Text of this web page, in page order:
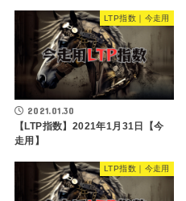
LTP指数｜今走用
2021.01.30
【LTP指数】2021年1月31日【今
走用】
LTP指数｜今走用